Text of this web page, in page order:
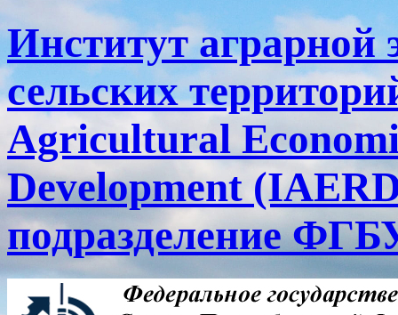
Институт аграрной
сельских
Agricultural
Development
подразделение